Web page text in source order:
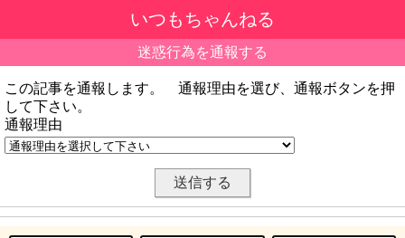
いつもちゃんねる
迷惑行為を通報する
この記事を通報します。 通報理由を選び、通報ボタンを押
して下さい。
通報理由